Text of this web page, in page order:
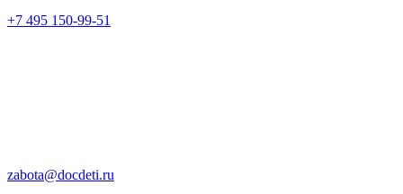
+7 495 150-99-51
zabota@docdeti.ru